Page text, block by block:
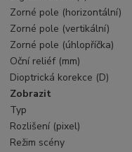
Zorné pole (horizontální)
Zorné pole (vertikální)
Zorné pole (úhlopříčka)
Oční reliéf (mm)
Dioptrická korekce (D)
Zobrazit
Typ
Rozlišení (pixel)
Režim scény